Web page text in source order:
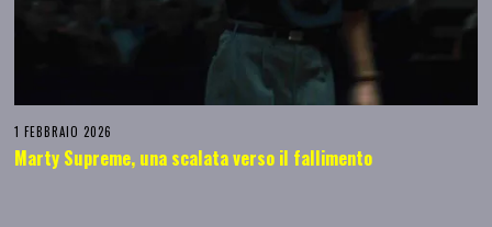
1 FEBBRAIO 2026
Marty Supreme, una scalata verso il fallimento